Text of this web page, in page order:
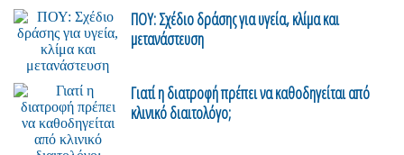
ΠΟΥ: Σχέδιο δράσης για υγεία, κλίμα και
μετανάστευση
Γιατί η διατροφή πρέπει να καθοδηγείται από
κλινικό διαιτολόγο;